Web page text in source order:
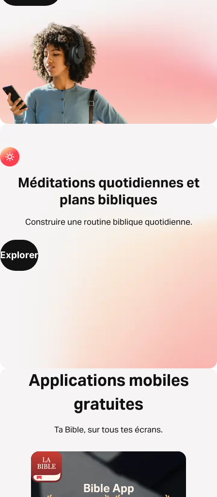
Méditations quotidiennes et
plans bibliques
Construire une routine biblique quotidienne.
Explorer
Applications mobiles
gratuites
Ta Bible, sur tous tes écrans.
Bible App